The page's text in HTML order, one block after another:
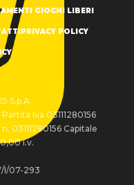
GIOCHI LIBERI
PRIVACY POLICY
S.p.A.
Iva 03111280156
03111280156 Capitale
i.v.
I/07-293